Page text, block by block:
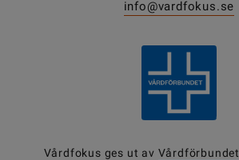
info@vardfokus.se
Vårdfokus ges ut av Vårdförbundet